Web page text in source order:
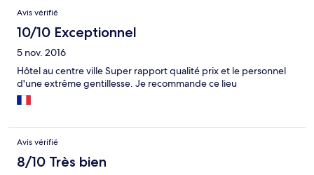
Avis vérifié
10/10 Exceptionnel
5 nov. 2016
Hôtel au centre ville Super rapport qualité prix et le personnel
d'une extrême gentillesse. Je recommande ce lieu
Avis vérifié
8/10 Très bien